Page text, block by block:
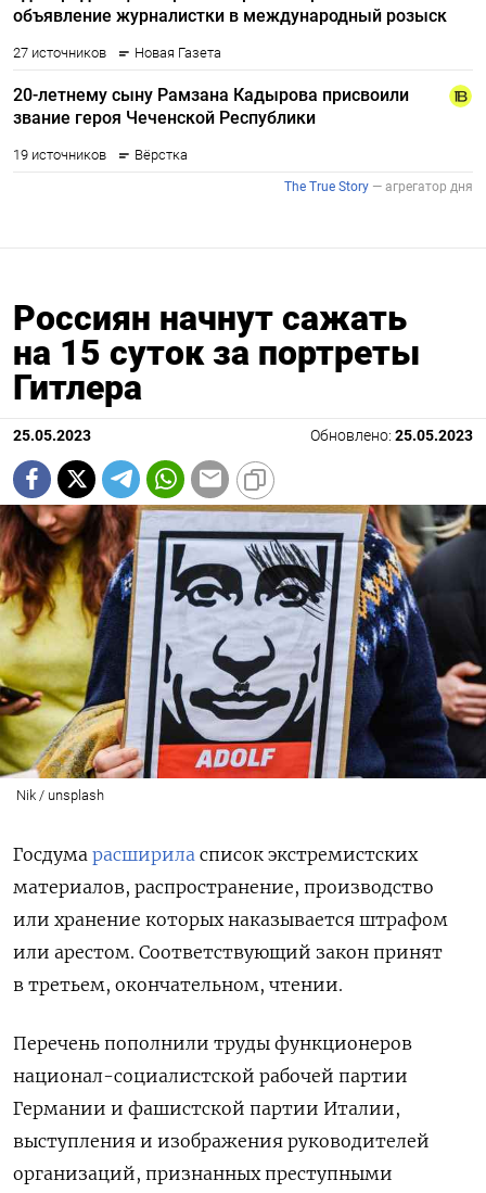
Россиян начнут сажать
на 15 суток за портреты
Гитлера
25.05.2023 Обновлено: 25.05.2023
Nik / unsplash
Госдума расширила список экстремистских
материалов, распространение, производство
или хранение которых наказывается штрафом
или арестом. Соответствующий закон принят
в третьем, окончательном, чтении.
Перечень пополнили труды функционеров
национал-социалистской рабочей партии
Германии и фашистской партии Италии,
выступления и изображения руководителей
организаций, признанных преступными